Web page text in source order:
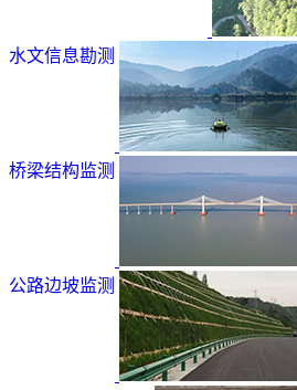
水文信息勘测
桥梁结构监测
公路边坡监测